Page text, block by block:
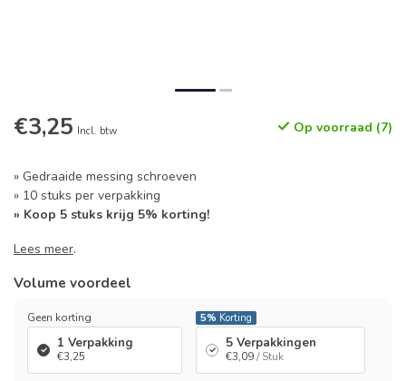
€3,25 Incl. btw Op voorraad (7)
» Gedraaide messing schroeven
» 10 stuks per verpakking
» Koop 5 stuks krijg 5% korting!
Lees meer.
Volume voordeel
Geen korting
1 Verpakking
€3,25
5% Korting
5 Verpakkingen
€3,09/ Stuk